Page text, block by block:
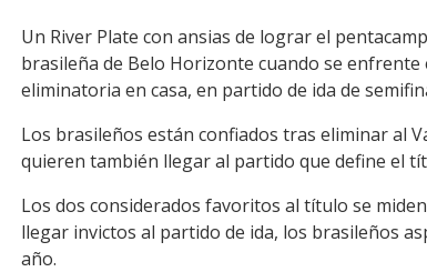
Facebook
WhatsApp
Email
Un River Plate con ansias de lograr el
brasileña de Belo Horizonte cuando se
eliminatoria en casa, en partido de ida de
Los brasileños están confiados tras eliminar al
quieren también llegar al partido que define el
Los dos considerados favoritos al título se
llegar invictos al partido de ida, los brasileños
año.